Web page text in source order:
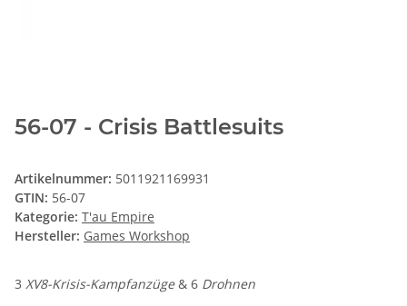
56-07 - Crisis Battlesuits
Artikelnummer: 5011921169931
GTIN: 56-07
Kategorie: T'au Empire
Hersteller: Games Workshop
3 XV8-Krisis-Kampfanzüge& 6 Drohnen